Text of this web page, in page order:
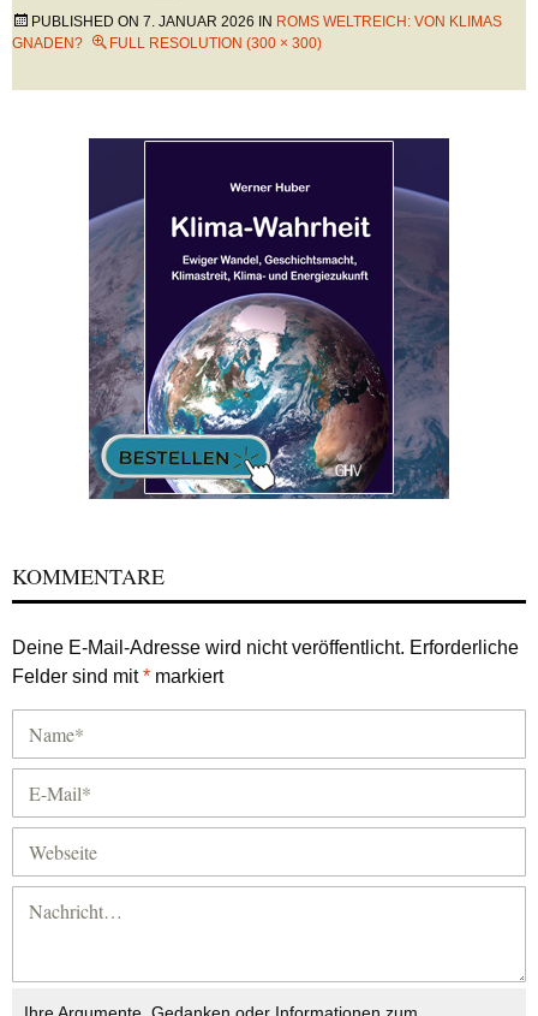
PUBLISHED ON 7. JANUAR 2026 IN ROMS WELTREICH: VON KLIMAS
GNADEN?
FULL RESOLUTION (300 × 300)
KOMMENTARE
Deine E-Mail-Adresse wird nicht veröffentlicht. Erforderliche
Felder sind mit* markiert